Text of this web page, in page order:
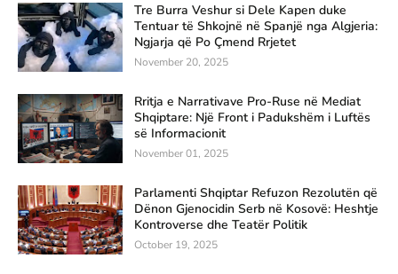
Tre Burra Veshur si Dele Kapen duke
Tentuar të Shkojnë në Spanjë nga Algjeria:
Ngjarja që Po Çmend Rrjetet
November 20, 2025
Rritja e Narrativave Pro-Ruse në Mediat
Shqiptare: Një Front i Padukshëm i Luftës
së Informacionit
November 01, 2025
Parlamenti Shqiptar Refuzon Rezolutën që
Dënon Gjenocidin Serb në Kosovë: Heshtje
Kontroverse dhe Teatër Politik
October 19, 2025